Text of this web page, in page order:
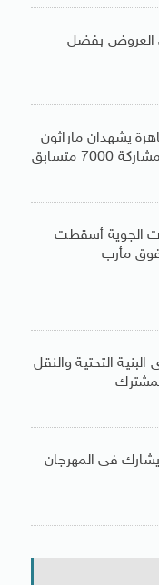
بفضل
يشهدان ماراثون
متسابق
الجوية أسقطت
مأرب
التحتية والنقل
يشارك فى المهرجان